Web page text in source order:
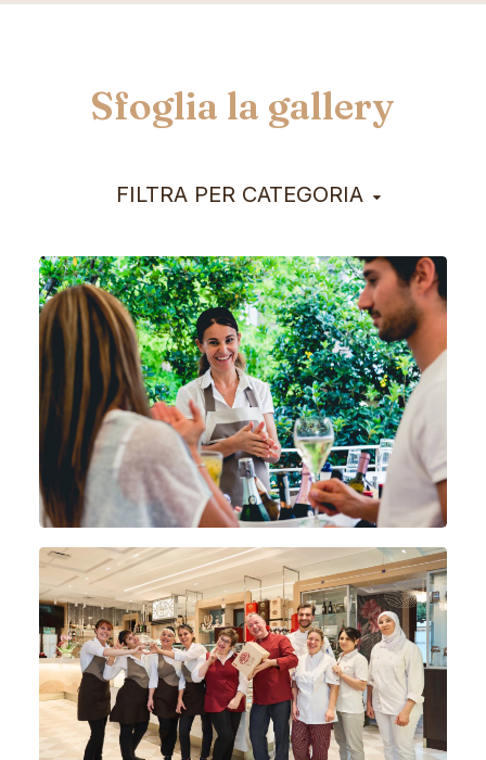
Sfoglia la gallery
FILTRA PER CATEGORIA